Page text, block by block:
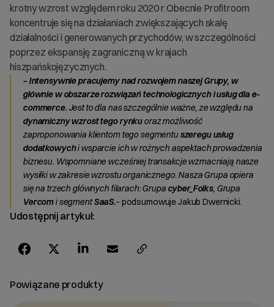
Udostępnij artykuł:
Powiązane produkty
krotny wzrost względem roku 2020 r. Obecnie Profitroom
koncentruje się na działaniach zwiększających skalę
działalności i generowanych przychodów, w szczególności
poprzez ekspansję zagraniczną w krajach
hiszpańskojęzycznych.
– Intensywnie pracujemy nad rozwojem naszej Grupy, w
głównie w obszarze rozwiązań technologicznych i usług dla e-
commerce. Jest to dla nas szczególnie ważne, ze względu na
dynamiczny wzrost tego rynkuoraz możliwość
zaproponowania klientom tego segmentuszeregu usług
dodatkowychi wsparcie ich w rożnych aspektach prowadzenia
biznesu. Wspomniane wcześniej transakcje wzmacniają nasze
wysiłki w zakresie wzrostu organicznego. Nasza Grupa opiera
się na trzech głównych filarach: Grupa cyber_Folks, Grupa
Vercomi segmentSaaS.– podsumowuje Jakub Dwernicki.